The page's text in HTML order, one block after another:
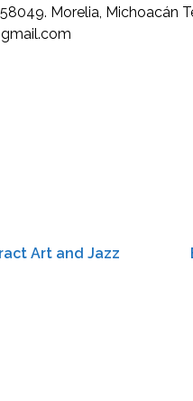
Morelia,
Art and Jazz